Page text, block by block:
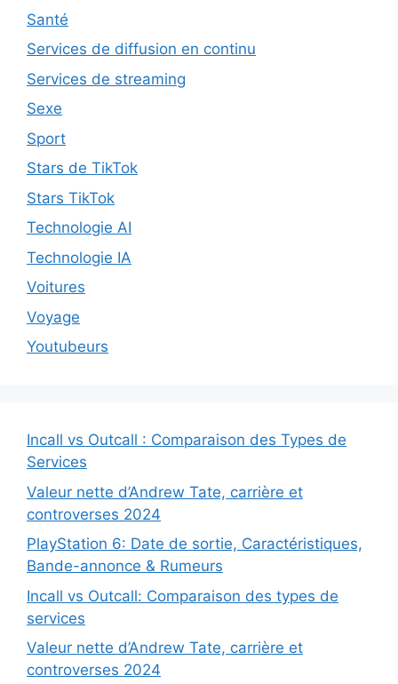
Santé
Services de diffusion en continu
Services de streaming
Sexe
Sport
Stars de TikTok
Stars TikTok
Technologie AI
Technologie IA
Voitures
Voyage
Youtubeurs
Incall vs Outcall : Comparaison des Types de
Services
Valeur nette d’Andrew Tate, carrière et
controverses 2024
PlayStation 6: Date de sortie, Caractéristiques,
Bande-annonce & Rumeurs
Incall vs Outcall: Comparaison des types de
services
Valeur nette d’Andrew Tate, carrière et
controverses 2024